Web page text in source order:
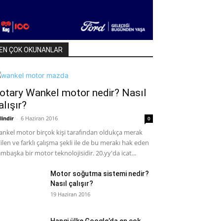
EN ÇOK OKUNANLAR
Wankel motor nedir? Nasıl
- 6 Haziran 2016 0
motor birçok kişi tarafından oldukça merak
ve farklı çalışma şekli ile de bu merakı hak eden
bir motor teknolojisidir. 20.yy'da icat...
Motor soğutma sistemi nedir?
Nasıl çalışır?
19 Haziran 2016